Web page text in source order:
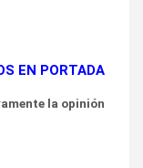
EN PORTADA
la opinión